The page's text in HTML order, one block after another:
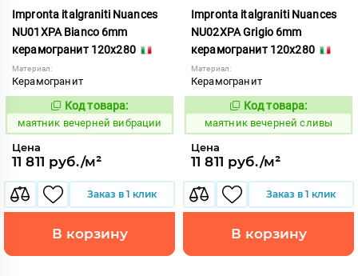
Impronta italgraniti Nuances
NU01XPA Bianco 6mm
керамогранит 120x280
Материал:
Керамогранит
923385
Код товара:
маятник вечерней вибрации
Цена
11 811 руб./м²
Заказ в 1 клик
В корзину
Impronta italgraniti Nuances
NU02XPA Grigio 6mm
керамогранит 120x280
Материал:
Керамогранит
923386
Код товара:
маятник вечерней сливы
Цена
11 811 руб./м²
Заказ в 1 клик
В корзину